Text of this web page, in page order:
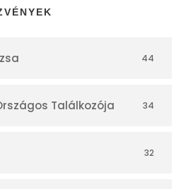
44
Találkozója 34
32